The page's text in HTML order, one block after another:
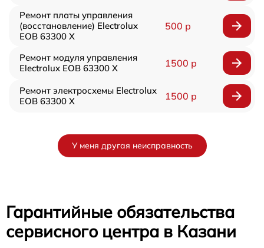
Ремонт платы управления
(восстановление) Electrolux
EOB 63300 X
500 р
Ремонт модуля управления
Electrolux EOB 63300 X
1500 р
Ремонт электросхемы Electrolux
EOB 63300 X
1500 р
У меня другая неисправность
Гарантийные обязательства
сервисного центра в Казани